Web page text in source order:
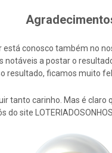
conosco também no
a postar o
resultado, ficamos muito
carinho. Mas é
site